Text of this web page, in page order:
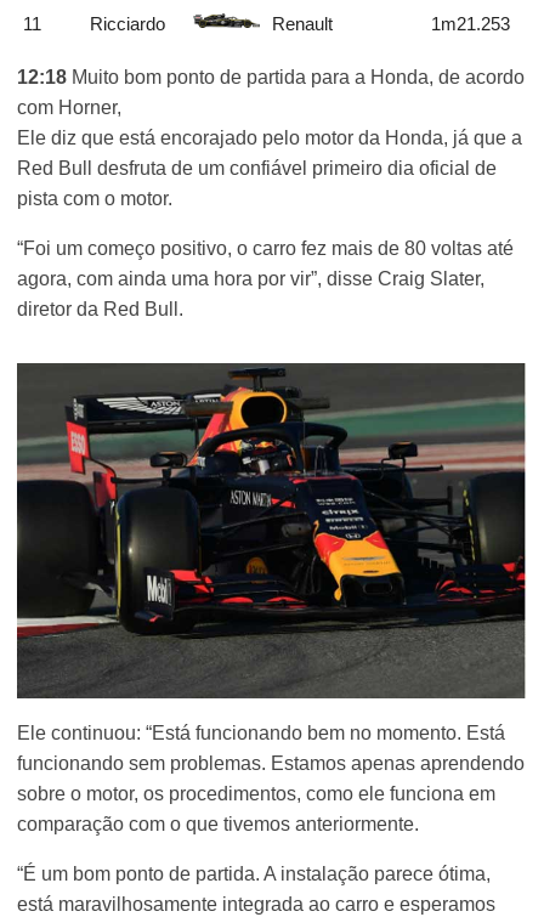
11
Ricciardo Renault 1m21.253
12:18 Muito bom ponto de partida para a Honda, de acordo
com Horner,
Ele diz que está encorajado pelo motor da Honda, já que a
Red Bull desfruta de um confiável primeiro dia oficial de
pista com o motor.
“Foi um começo positivo, o carro fez mais de 80 voltas até
agora, com ainda uma hora por vir”, disse Craig Slater,
diretor da Red Bull.
Ele continuou: “Está funcionando bem no momento. Está
funcionando sem problemas. Estamos apenas aprendendo
sobre o motor, os procedimentos, como ele funciona em
comparação com o que tivemos anteriormente.
“É um bom ponto de partida. A instalação parece ótima,
está maravilhosamente integrada ao carro e esperamos